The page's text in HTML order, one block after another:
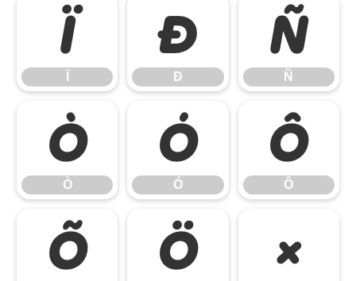
Ï Ð
Ð
Ñ
Ñ
Ò
Ò
Ó
Ó
Ô
Ô
Õ Ö ×